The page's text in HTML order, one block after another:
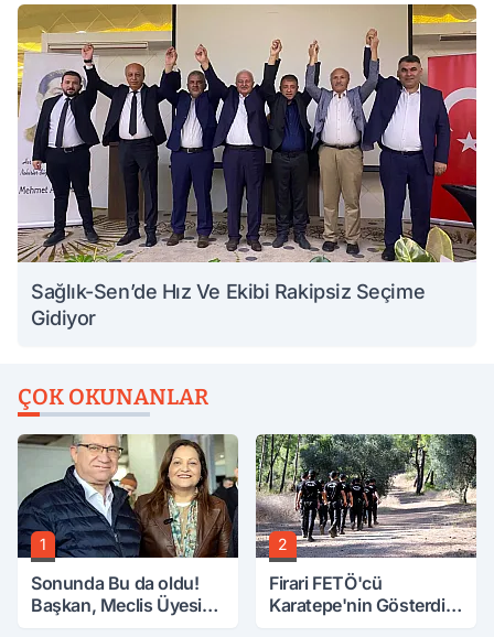
Sağlık-Sen’de Hız Ve Ekibi Rakipsiz Seçime
Gidiyor
ÇOK OKUNANLAR
1
Sonunda Bu da oldu!
Başkan, Meclis Üyesini
2
Firari FETÖ'cü
Karatepe'nin Gösterdiği